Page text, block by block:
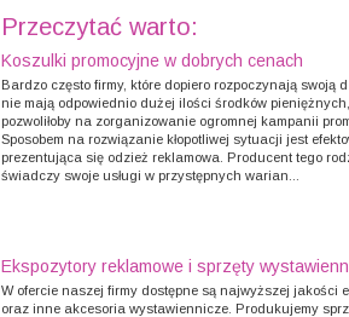
Przeczytać warto:
Koszulki promocyjne w dobrych cenach
Bardzo często firmy, które dopiero rozpoczynają swoją
nie mają odpowiednio dużej ilości środków
pozwoliłoby na zorganizowanie ogromnej kampanii
Sposobem na rozwiązanie kłopotliwej sytuacji jest
prezentująca się odzież reklamowa. Producent tego
świadczy swoje usługi w przystępnych warian...
Ekspozytory reklamowe i sprzęty
W ofercie naszej firmy dostępne są najwyższej jakości
oraz inne akcesoria wystawiennicze. Produkujemy